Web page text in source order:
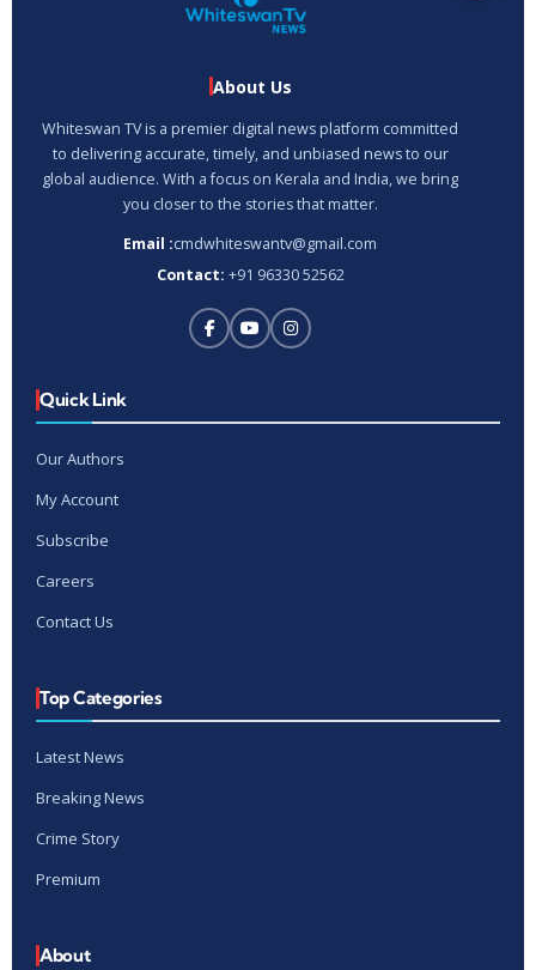
About Us
Whiteswan TV is a premier digital news platform committed
to delivering accurate, timely, and unbiased news to our
global audience. With a focus on Kerala and India, we bring
you closer to the stories that matter.
Email :cmdwhiteswantv@gmail.com
Contact: +91 96330 52562
Quick Link
Our Authors
My Account
Subscribe
Careers
Contact Us
Top Categories
Latest News
Breaking News
Crime Story
Premium
About